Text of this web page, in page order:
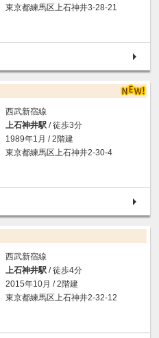
東京都練馬区上石神井3-28-21
西武新宿線
上石神井駅 / 徒歩3分
1989年1月 / 2階建
東京都練馬区上石神井2-30-4
西武新宿線
上石神井駅 / 徒歩4分
2015年10月 / 2階建
東京都練馬区上石神井2-32-12